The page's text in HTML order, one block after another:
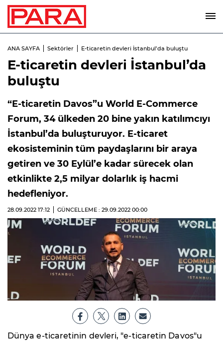
ANA SAYFA Sektörler E-ticaretin devleri İstanbul’da buluştu
E-ticaretin devleri İstanbul’da
buluştu
“E-ticaretin Davos”u World E-Commerce
Forum, 34 ülkeden 20 bine yakın katılımcıyı
İstanbul’da buluşturuyor. E-ticaret
ekosisteminin tüm paydaşlarını bir araya
getiren ve 30 Eylül’e kadar sürecek olan
etkinlikte 2,5 milyar dolarlık iş hacmi
hedefleniyor.
28.09.2022 17:12 GÜNCELLEME : 29.09.2022 00:00
Dünya e-ticaretinin devleri, "e-ticaretin Davos"u